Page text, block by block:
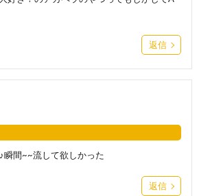
返信
瞬間~~流して欲しかった
返信